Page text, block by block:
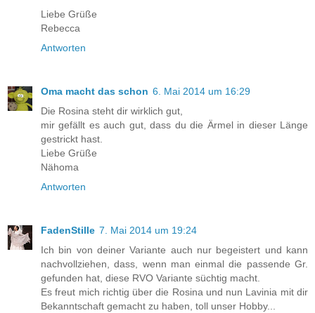
Liebe Grüße
Rebecca
Antworten
Oma macht das schon 6. Mai 2014 um 16:29
Die Rosina steht dir wirklich gut,
mir gefällt es auch gut, dass du die Ärmel in dieser Länge
gestrickt hast.
Liebe Grüße
Nähoma
Antworten
FadenStille 7. Mai 2014 um 19:24
Ich bin von deiner Variante auch nur begeistert und kann
nachvollziehen, dass, wenn man einmal die passende Gr.
gefunden hat, diese RVO Variante süchtig macht.
Es freut mich richtig über die Rosina und nun Lavinia mit dir
Bekanntschaft gemacht zu haben, toll unser Hobby...